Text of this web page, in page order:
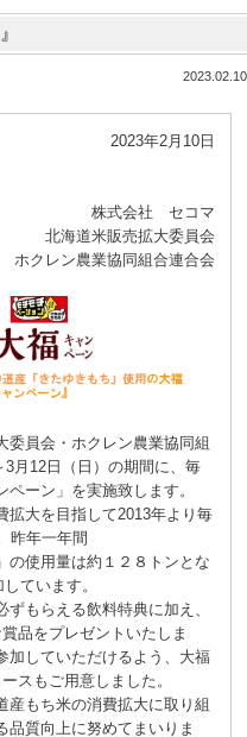
2023.02.10
2023年2月10日
株式会社 セコマ
北海道米販売拡大委員会
ホクレン農業協同組合連合会
員会・ホクレン農業協同組
月12日（日）の期間に、毎
ーン」を実施致します。
拡大を目指して2013年より毎
昨年一年間
の使用量は約１２８トンとな
ています。
もらえる飲料特典に加え、
品をプレゼントいたしま
加していただけるよう、大福
スもご用意しました。
産もち米の消費拡大に取り組
品質向上に努めてまいりま